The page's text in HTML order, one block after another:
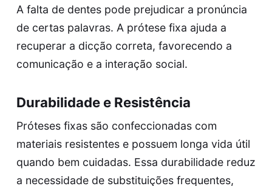
A falta de dentes pode prejudicar a pronúncia
de certas palavras. A prótese fixa ajuda a
recuperar a dicção correta, favorecendo a
comunicação e a interação social.
Durabilidade e Resistência
Próteses fixas são confeccionadas com
materiais resistentes e possuem longa vida útil
quando bem cuidadas. Essa durabilidade reduz
a necessidade de substituições frequentes,